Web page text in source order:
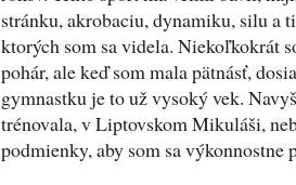
stránku, akrobaciu, dynamiku, silu a
ktorých som sa videla. Niekoľkokrát
pohár, ale keď som mala pätnásť,
gymnastku je to už vysoký vek.
trénovala, v Liptovskom Mikuláši,
podmienky, aby som sa výkonnostne